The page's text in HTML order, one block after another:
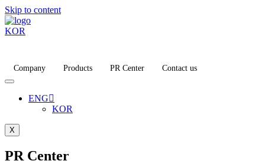
Skip to content
KOR
Company Products PR Center Contact us
ENG
KOR
X
PR Center